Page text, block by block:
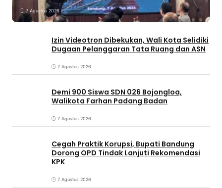
7 Agustus 2026
Izin Videotron Dibekukan, Wali Kota Selidiki
Dugaan Pelanggaran Tata Ruang dan ASN
7 Agustus 2026
Demi 900 Siswa SDN 026 Bojongloa,
Walikota Farhan Padang Badan
7 Agustus 2026
Cegah Praktik Korupsi, Bupati Bandung
Dorong OPD Tindak Lanjuti Rekomendasi
KPK
7 Agustus 2026